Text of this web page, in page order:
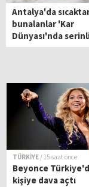
Antalya'da
bunalanlar 'Kar
Dünyası'nda
TÜRKİYE / 15 saat önce
Beyonce
kişiye dava açtı